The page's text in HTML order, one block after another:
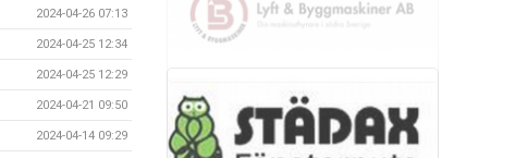
2024-04-26 07:13
2024-04-25 12:34
2024-04-25 12:29
2024-04-21 09:50
2024-04-14 09:29